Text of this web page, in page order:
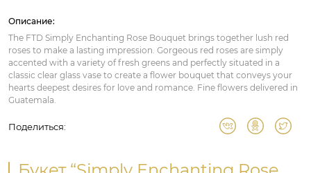
Описание:
The FTD Simply Enchanting Rose Bouquet brings together lush red
roses to make a lasting impression. Gorgeous red roses are simply
accented with a variety of fresh greens and perfectly situated in a
classic clear glass vase to create a flower bouquet that conveys your
hearts deepest desires for love and romance. Fine flowers delivered in
Guatemala.
Поделиться: